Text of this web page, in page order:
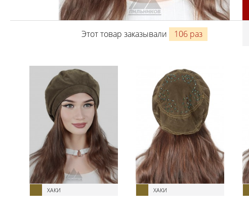
Этот товар заказывали 106 раз
ХАКИ ХАКИ